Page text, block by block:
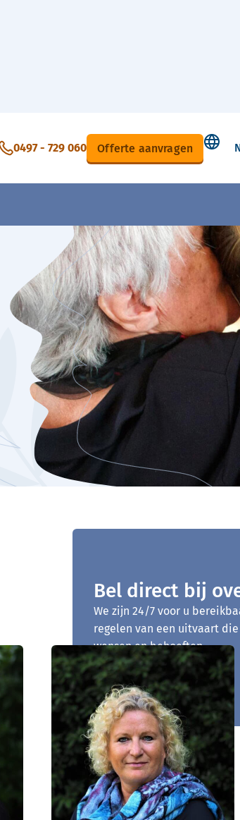
0497 - 729 060 Offerte aanvragen
Select
Bel direct bij
We zijn 24/7 voor u
regelen van een uitvaart
wensen en behoeften.
0497 - 729 060